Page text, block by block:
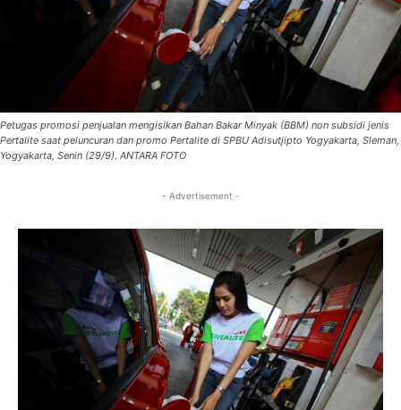
Petugas promosi penjualan mengisikan Bahan Bakar Minyak (BBM) non subsidi jenis
Pertalite saat peluncuran dan promo Pertalite di SPBU Adisutjipto Yogyakarta, Sleman,
Yogyakarta, Senin (29/9). ANTARA FOTO
- Advertisement -